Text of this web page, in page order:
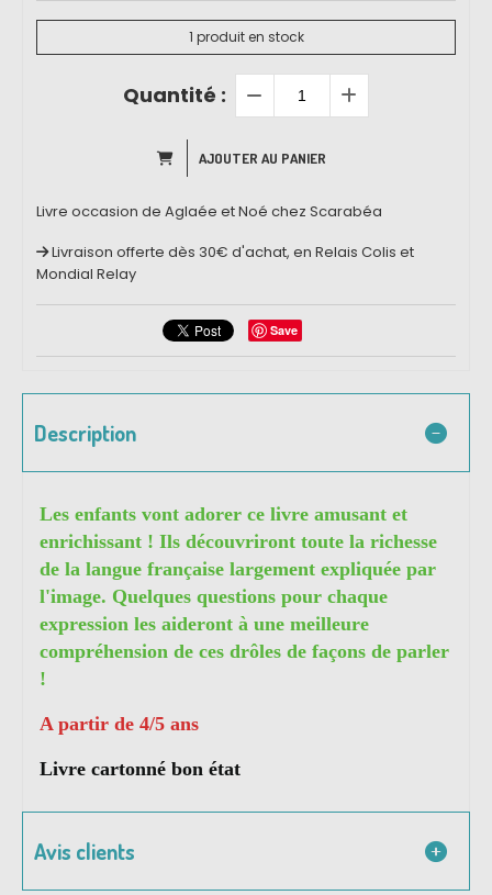
1 produit en stock
Quantité :
AJOUTER AU PANIER
Livre occasion de Aglaée et Noé chez Scarabéa
Livraison offerte dès 30€ d'achat, en Relais Colis et
Mondial Relay
Save
Description
Les enfants vont adorer ce livre amusant et
enrichissant ! Ils découvriront toute la richesse
de la langue française largement expliquée par
l'image. Quelques questions pour chaque
expression les aideront à une meilleure
compréhension de ces drôles de façons de parler
!
A partir de 4/5 ans
Livre cartonné bon état
Avis clients